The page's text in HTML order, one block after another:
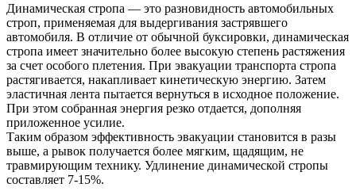
Динамическая стропа — это разновидность автомобильных
строп, применяемая для выдергивания застрявшего
автомобиля. В отличие от обычной буксировки, динамическая
стропа имеет значительно более высокую степень растяжения
за счет особого плетения. При эвакуации транспорта стропа
растягивается, накапливает кинетическую энергию. Затем
эластичная лента пытается вернуться в исходное положение.
При этом собранная энергия резко отдается, дополняя
приложенное усилие.
Таким образом эффективность эвакуации становится в разы
выше, а рывок получается более мягким, щадящим, не
травмирующим технику. Удлинение динамической стропы
составляет 7-15%.